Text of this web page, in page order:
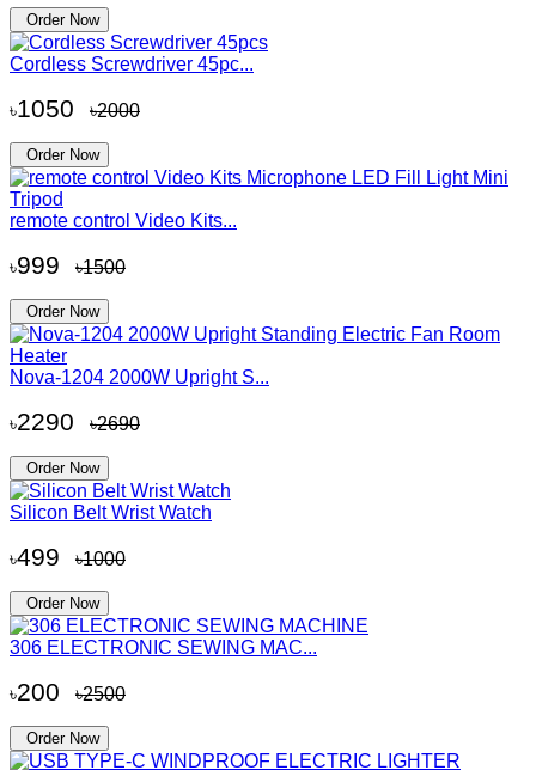
Order Now
Cordless Screwdriver 45pc...
৳1050 ৳2000
Order Now
remote control Video Kits...
৳999 ৳1500
Order Now
Nova-1204 2000W Upright S...
৳2290 ৳2690
Order Now
Silicon Belt Wrist Watch
৳499 ৳1000
Order Now
306 ELECTRONIC SEWING MAC...
৳200 ৳2500
Order Now